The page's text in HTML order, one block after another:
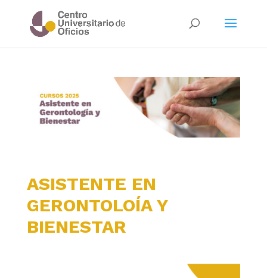
ASISTENTE EN
GERONTOLOÍA Y
BIENESTAR